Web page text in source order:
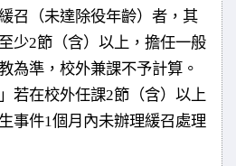
召（未達除役年齡）者，其
少2節（含）以上，擔任一般
為準，校外兼課不予計算。
若在校外任課2節（含）以上
事件1個月內未辦理緩召處理